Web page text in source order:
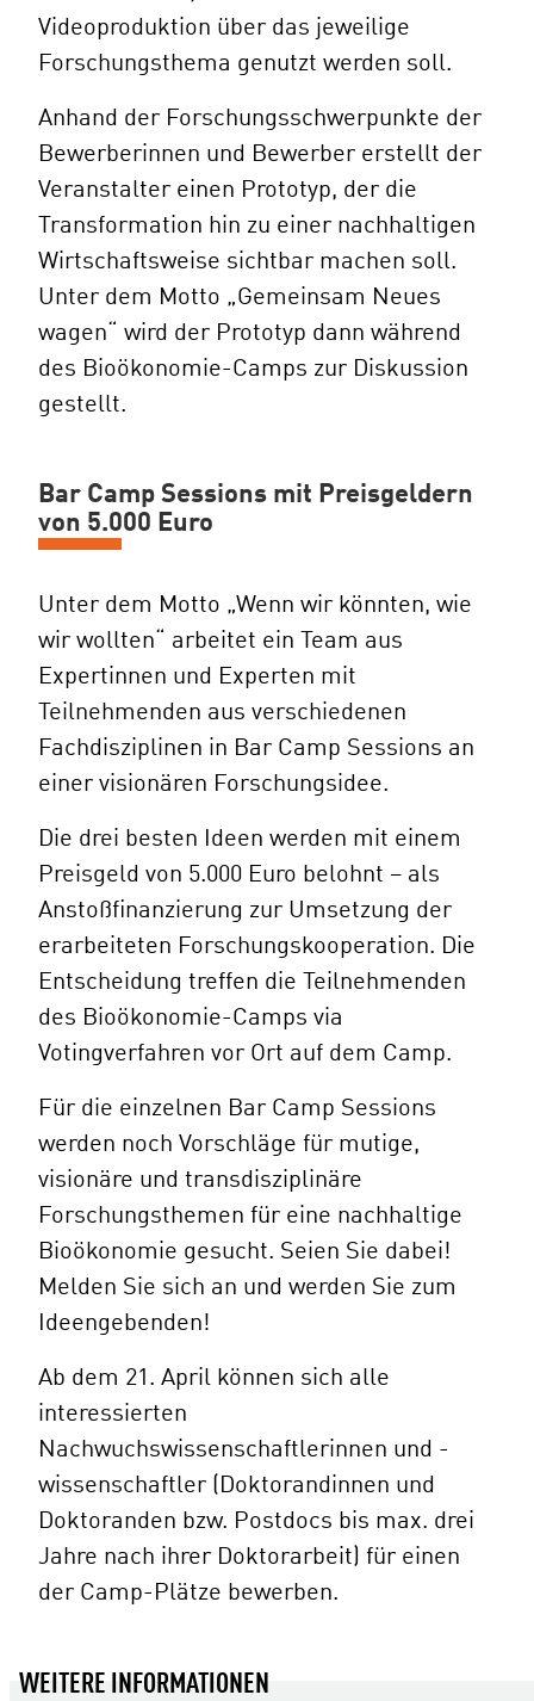
Videoproduktion über das jeweilige
Forschungsthema genutzt werden soll.
Anhand der Forschungsschwerpunkte der
Bewerberinnen und Bewerber erstellt der
Veranstalter einen Prototyp, der die
Transformation hin zu einer nachhaltigen
Wirtschaftsweise sichtbar machen soll.
Unter dem Motto „Gemeinsam Neues
wagen“ wird der Prototyp dann während
des Bioökonomie-Camps zur Diskussion
gestellt.
Bar Camp Sessions mit Preisgeldern
von 5.000 Euro
Unter dem Motto „Wenn wir könnten, wie
wir wollten“ arbeitet ein Team aus
Expertinnen und Experten mit
Teilnehmenden aus verschiedenen
Fachdisziplinen in Bar Camp Sessions an
einer visionären Forschungsidee.
Die drei besten Ideen werden mit einem
Preisgeld von 5.000 Euro belohnt – als
Anstoßfinanzierung zur Umsetzung der
erarbeiteten Forschungskooperation. Die
Entscheidung treffen die Teilnehmenden
des Bioökonomie-Camps via
Votingverfahren vor Ort auf dem Camp.
Für die einzelnen Bar Camp Sessions
werden noch Vorschläge für mutige,
visionäre und transdisziplinäre
Forschungsthemen für eine nachhaltige
Bioökonomie gesucht. Seien Sie dabei!
Melden Sie sich an und werden Sie zum
Ideengebenden!
Ab dem 21. April können sich alle
interessierten
Nachwuchswissenschaftlerinnen und -
wissenschaftler (Doktorandinnen und
Doktoranden bzw. Postdocs bis max. drei
Jahre nach ihrer Doktorarbeit) für einen
der Camp-Plätze bewerben.
WEITERE INFORMATIONEN